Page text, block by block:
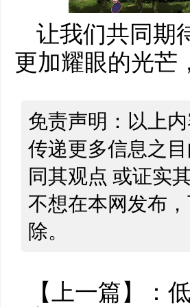
让我们共同期
更加耀眼的光芒
免责声明：以上
传递更多信息之
同其观点 或证实
不想在本网发布
除。
【上一篇】：